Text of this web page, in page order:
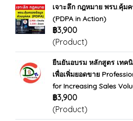
เจาะลึก กฎหมาย พรบ.คุ้ม
(PDPA in Action)
฿3,900
(Product)
ยืนยันอบรม หลักสูตร เทค
เพื่อเพิ่มยอดขาย
for Increasing Sales
฿3,900
(Product)